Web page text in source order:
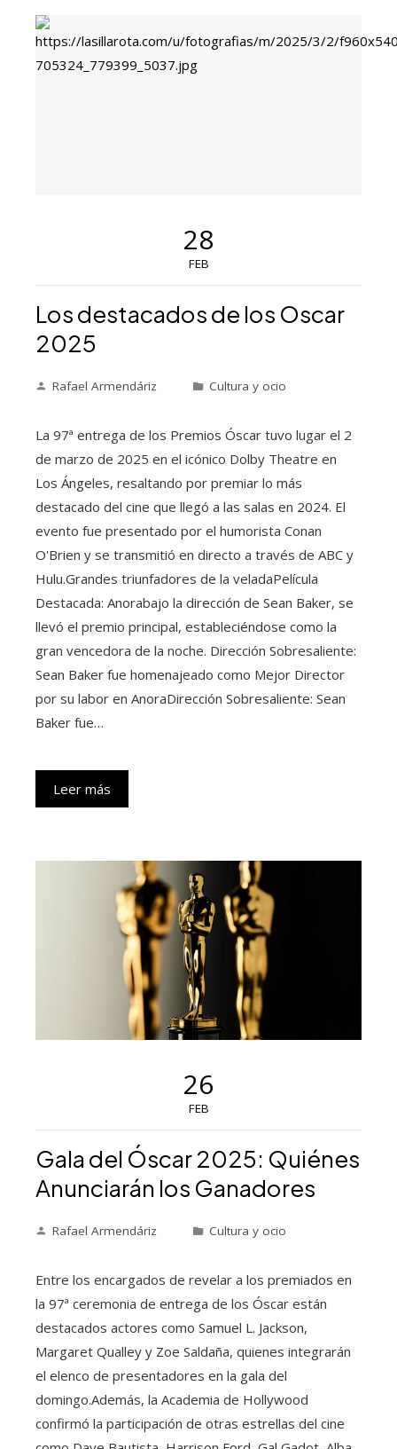
28
FEB
Los destacados de los Oscar
2025
Rafael Armendáriz Cultura y ocio
La 97ª entrega de los Premios Óscar tuvo lugar el 2
de marzo de 2025 en el icónico Dolby Theatre en
Los Ángeles, resaltando por premiar lo más
destacado del cine que llegó a las salas en 2024. El
evento fue presentado por el humorista Conan
O'Brien y se transmitió en directo a través de ABC y
Hulu.Grandes triunfadores de la veladaPelícula
Destacada: Anorabajo la dirección de Sean Baker, se
llevó el premio principal, estableciéndose como la
gran vencedora de la noche. Dirección Sobresaliente:
Sean Baker fue homenajeado como Mejor Director
por su labor en AnoraDirección Sobresaliente: Sean
Baker fue…
Leer más
26
FEB
Gala del Óscar 2025: Quiénes
Anunciarán los Ganadores
Rafael Armendáriz Cultura y ocio
Entre los encargados de revelar a los premiados en
la 97ª ceremonia de entrega de los Óscar están
destacados actores como Samuel L. Jackson,
Margaret Qualley y Zoe Saldaña, quienes integrarán
el elenco de presentadores en la gala del
domingo.Además, la Academia de Hollywood
confirmó la participación de otras estrellas del cine